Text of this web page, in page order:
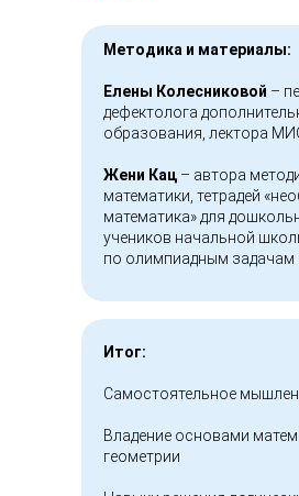
Методика и материалы:
Елены Колесниковой –
дефектолога
образования, лектора
Жени Кац – автора
математики, тетрадей
математика» для
учеников начальной
по олимпиадным задачам
Итог:
Самостоятельное
Владение основами
геометрии